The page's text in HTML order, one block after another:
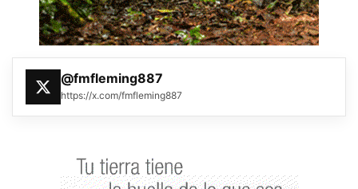
@fmfleming887
https://x.com/fmfleming887